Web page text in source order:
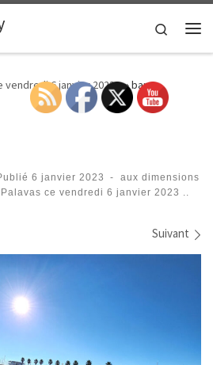
Search
vendredi 6 janvier 2023 ..»banc
6 janvier 2023 -
aux dimensions
ce vendredi 6 janvier 2023 ..
images Suivant